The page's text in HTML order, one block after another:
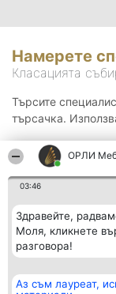
ОРЛИ
03:46
Здравейте,
Моля, кликнете
разговора!
Аз съм лауреат,
Намерете
Класацията
Търсите
търсачка.
Организатор на